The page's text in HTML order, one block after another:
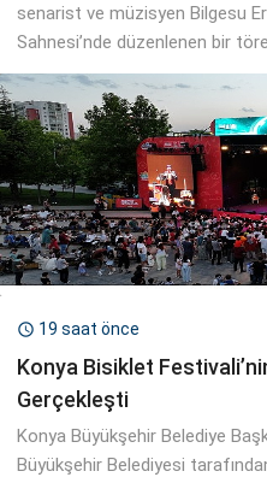
senarist ve müzisyen Bilgesu
Sahnesi’nde düzenlenen bir
 19 saat önce
Konya Bisiklet
Gerçekleşti
Konya Büyükşehir Belediye
Büyükşehir Belediyesi